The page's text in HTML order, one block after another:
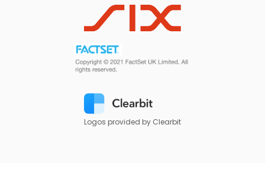
Logos provided by Clearbit